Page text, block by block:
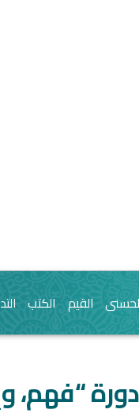
القيم الكتب
“فهم،